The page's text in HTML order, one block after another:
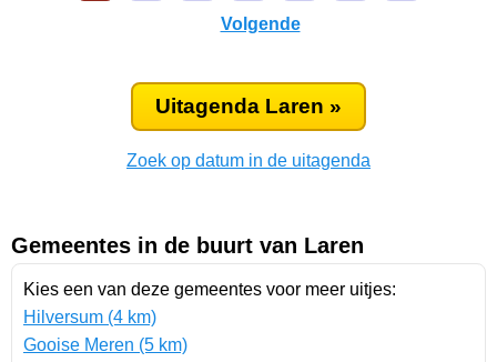
Volgende
Uitagenda Laren »
Zoek op datum in de uitagenda
Gemeentes in de buurt van Laren
Kies een van deze gemeentes voor meer uitjes:
Hilversum (4 km)
Gooise Meren (5 km)